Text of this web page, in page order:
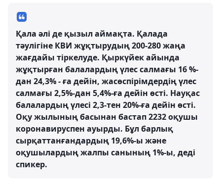
Қала әлі де қызыл аймақта. Қалада
тәулігіне КВИ жұқтырудың 200-280 жаңа
жағдайы тіркелуде. Қыркүйек айында
жұқтырған балалардың үлес салмағы 16 %-
дан 24,3% - ға дейін, жасөспірімдердің үлес
салмағы 2,5%-дан 5,4%-ға дейін өсті. Науқас
балалардың үлесі 2,3-тен 20%-ға дейін өсті.
Оқу жылының басынан бастап 2232 оқушы
коронавируспен ауырды. Бұл барлық
сырқаттанғандардың 19,6%-ы және
оқушылардың жалпы санының 1%-ы, деді
спикер.